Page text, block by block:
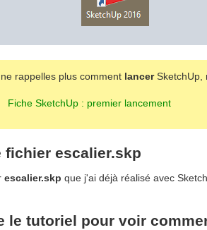
rappelles plus comment lancerSketchUp,
Fiche SketchUp : premier lancement
fichier escalier.skp
escalier.skp que j'ai déjà réalisé avec
le tutoriel pour voir